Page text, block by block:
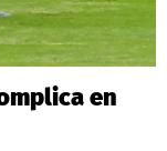
en